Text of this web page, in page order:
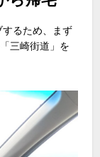
るため、まず
三崎街道」を